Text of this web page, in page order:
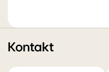
Kontakt